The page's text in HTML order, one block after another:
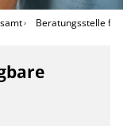
Beratungsstelle